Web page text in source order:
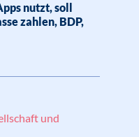
nutzt, soll
zahlen, BDP,
und